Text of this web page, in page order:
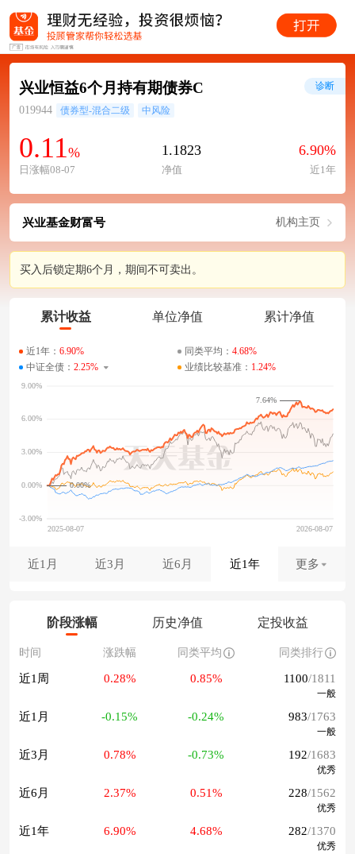
兴业恒益6个月持有期债券C
019944 债券型-混合二级 中风险
0.11 %
日涨幅08-07
1.1823
净值
6.90%
近1年
诊断
兴业基金财富号 机构主页
买入后锁定期6个月，期间不可卖出。
累计收益 单位净值 累计净值
近1年： 6.90% 同类平均： 4.68%
中证全债： 2.25% 业绩比较基准： 1.24%
0.00%
7.64%
近1月 近3月 近6月 近1年 更多
阶段涨幅 历史净值 定投收益
时间 涨跌幅 同类平均 同类排行
近1周 0.28% 0.85% 1100/1811
一般
近1月 -0.15% -0.24% 983/1763
一般
近3月 0.78% -0.73% 192/1683
优秀
近6月 2.37% 0.51% 228/1562
优秀
近1年 6.90% 4.68% 282/1370
优秀